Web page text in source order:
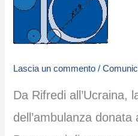
Lascia un commento /
Da Rifredi all’Ucraina,
dell’ambulanza donata